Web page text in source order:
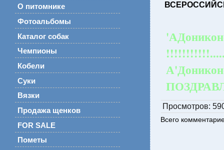
О питомнике
Фотоальбомы
Каталог собак
Чемпионы
Кобели
Суки
Вязки
Продажа щенков
FOR SALE
Пометы
'А
Просмотров:
Всего